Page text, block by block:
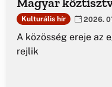
Kulturális hír 2026.
A közösség ereje az
rejlik